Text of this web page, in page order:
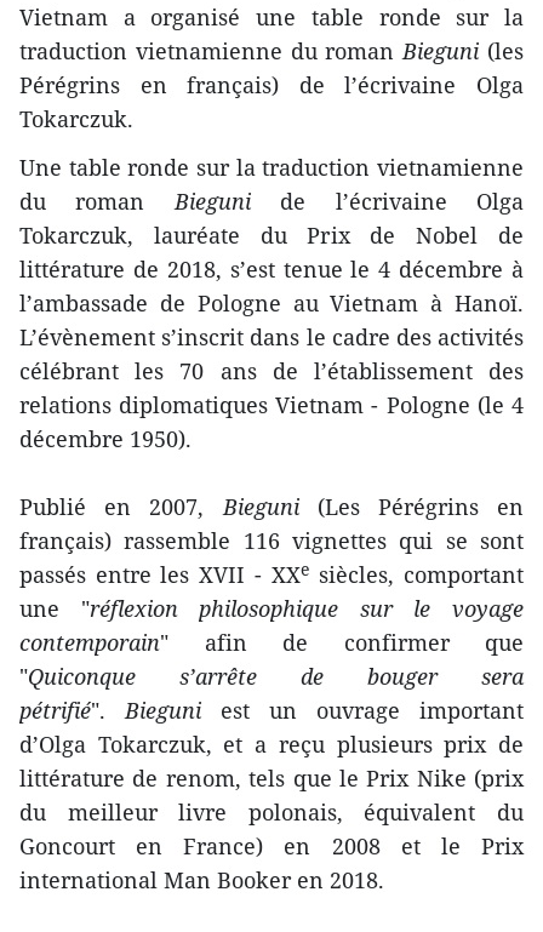
Vietnam a organisé une table ronde sur la
traduction vietnamienne du romanBieguni (les
Pérégrins en français) de l’écrivaine Olga
Tokarczuk.
Une table ronde sur la traduction vietnamienne
du romanBieguni de l’écrivaine Olga
Tokarczuk, lauréate du Prix de Nobel de
littérature de 2018, s’est tenue le 4 décembre à
l’ambassade de Pologne au Vietnam à Hanoï.
L’évènement s’inscrit dans le cadre des activités
célébrant les 70 ans de l’établissement des
relations diplomatiques Vietnam - Pologne (le 4
décembre 1950).
Publié en 2007,Bieguni (Les Pérégrins en
français) rassemble 116 vignettes qui se sont
passés entre les XVII - XXe siècles, comportant
une "réflexion philosophique sur le voyage
contemporain" afin de confirmer que
"Quiconque s’arrête de bouger sera
pétrifié".Bieguni est un ouvrage important
d’Olga Tokarczuk, et a reçu plusieurs prix de
littérature de renom, tels que le Prix Nike (prix
du meilleur livre polonais, équivalent du
Goncourt en France) en 2008 et le Prix
international Man Booker en 2018.